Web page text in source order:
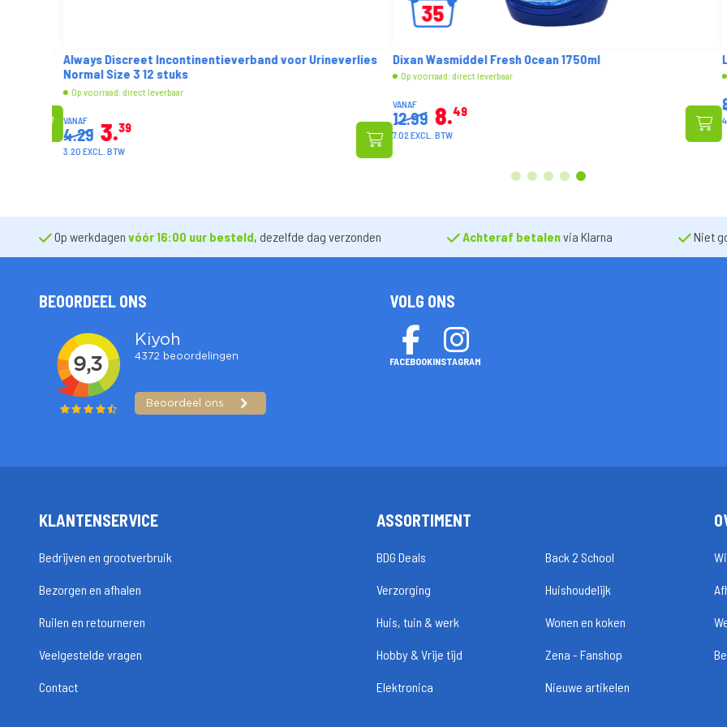
Always Discreet Incontinentieverband voor Urineverlies
Normal Size 3 12 stuks
Op voorraad: direct leverbaar
VANAF
4.29 3 39
3.20 EXCL. BTW
Dixan Wasmiddel Fresh Ocean 1750ml
Op voorraad: direct leverbaar
VANAF
12.99 8 49
7.02 EXCL. BTW
1 2 3 4 5
Op werkdagen vóór 16:00 uur besteld, dezelfde dag verzonden Achteraf betalenvia Klarna Niet
BEOORDEEL ONS VOLG ONS
FACEBOOKINSTAGRAM
KLANTENSERVICE
Bedrijven en grootverbruik
Bezorgen en afhalen
Ruilen en retourneren
Veelgestelde vragen
Contact
ASSORTIMENT
BDG Deals Back 2 School
Verzorging Huishoudelijk
Huis, tuin & werk Wonen en koken
Hobby & Vrije tijd Zena - Fanshop
Elektronica Nieuwe artikelen